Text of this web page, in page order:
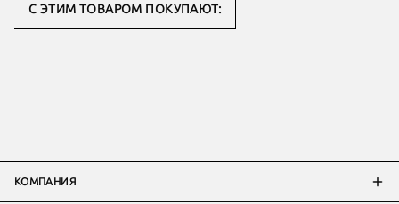
С ЭТИМ ТОВАРОМ ПОКУПАЮТ:
КОМПАНИЯ